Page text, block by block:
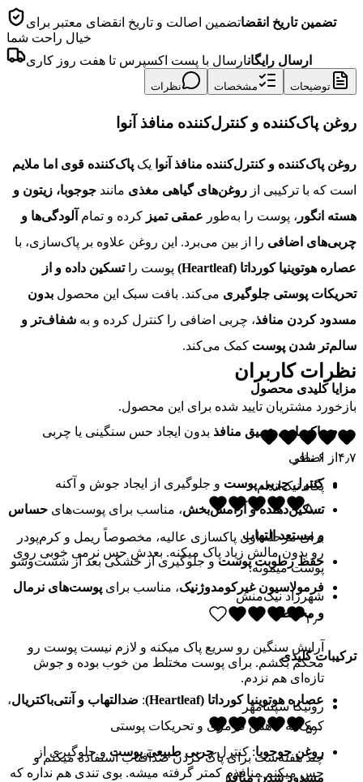
تضمین تاریخ انقضاتضمین اصالت و تاریخ انقضای معتبر برای
خیال راحت شما
ارسال رایگانارسال با پست اکسپرس تا هفت روز کاری
توضیحات مشخصات نظرات
روغن پاک‌کننده و کنترل‌کننده منافذ آنوا
روغن پاک‌کننده و کنترل‌کننده منافذ آنوا یک پاک‌کننده قوی اما ملایم
است که با ترکیبی از روغن‌های گیاهی مغذی مانند جوجوبا، زیتون و
هسته انگور ، پوست را به‌طور عمقی تمیز کرده و تمام آلودگی‌ها و
چربی‌های اضافی را از بین می‌برد. این روغن علاوه بر پاک‌سازی، با
عصاره هوتوینیا کورداتا (Heartleaf)
پوست راتسکین داده و از
تحریکات پوستی جلوگیری می‌کند. بافت سبک این محصول بدون
مسدود کردن منافذ، چربی اضافی را کنترل کرده و به شفاف‌تر و
سالم‌تر شدن پوست کمک می‌کند.
مزایا کلیدی محصول
پاکسازی عمیق منافذ بدون ایجاد حس سنگینی یا چربی
اضافی
کنترل چربی پوست و جلوگیری از ایجاد جوش و آکنه
تسکین‌دهنده و آرامش‌بخش، مناسب برای پوست‌های حساس
و مستعد التهاب
حفظ رطوبت پوستو جلوگیری از خشکی بعد از شست‌وشو
فرمولاسیون غیرکومدوژنیک، مناسب برای پوست‌های نرمال
و مختلط
ترکیبات کلیدی
عصاره هوتوینیا کورداتا (Heartleaf) : ضدالتهاب و آنتی‌باکتریال،
کمک به کاهش قرمزی و تحریکات پوستی
روغن جوجوبا: کنترلچربی طبیعی پوست و جلوگیری از
مسدود شدن منافذ
نظرات کاربران
بازخورد مشتریان تایید شده برای این محصول.
۴٫۷ از ۶نظر
پگاه نیک‌اندام
۵٫۰
برای مرحله اول پاکسازی عالیه، مخصوصاً ریمل و کرم‌پودر
رو بدون مالش زیاد پاک میکنه. بعدش حس نرمی خوبی روی
پوست میمونه.
شهرزاد نیک‌منش
۴٫۰
آرایش سنگین رو سریع پاک میکنه و لازم نیست پوست رو
محکم بکشم. برای پوست مختلط من خوب بوده و جوش
تازه‌ای هم نزدم.
رونیکا سپنتامهر
۵٫۰
چند هفته‌ست برای پاک کردن ضدآفتاب استفاده میکنم و
حس میکنم منافذم کمتر گرفته میشه. بوی تندی هم نداره که